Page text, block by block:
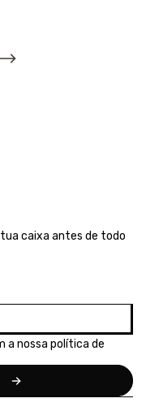
caixa antes de todo
a nossa política de